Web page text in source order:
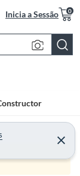
Inicia a Sessão 0